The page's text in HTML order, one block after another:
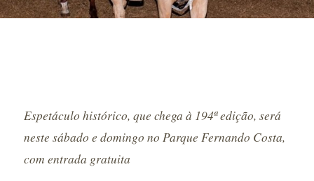
Espetáculo histórico, que chega à 194ª edição, será
neste sábado e domingo no Parque Fernando Costa,
com entrada gratuita